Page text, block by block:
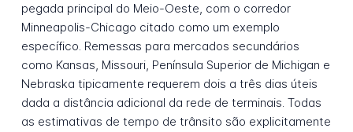
pegada principal do Meio-Oeste, com o corredor
Minneapolis-Chicago citado como um exemplo
específico. Remessas para mercados secundários
como Kansas, Missouri, Península Superior de Michigan e
Nebraska tipicamente requerem dois a três dias úteis
dada a distância adicional da rede de terminais. Todas
as estimativas de tempo de trânsito são explicitamente